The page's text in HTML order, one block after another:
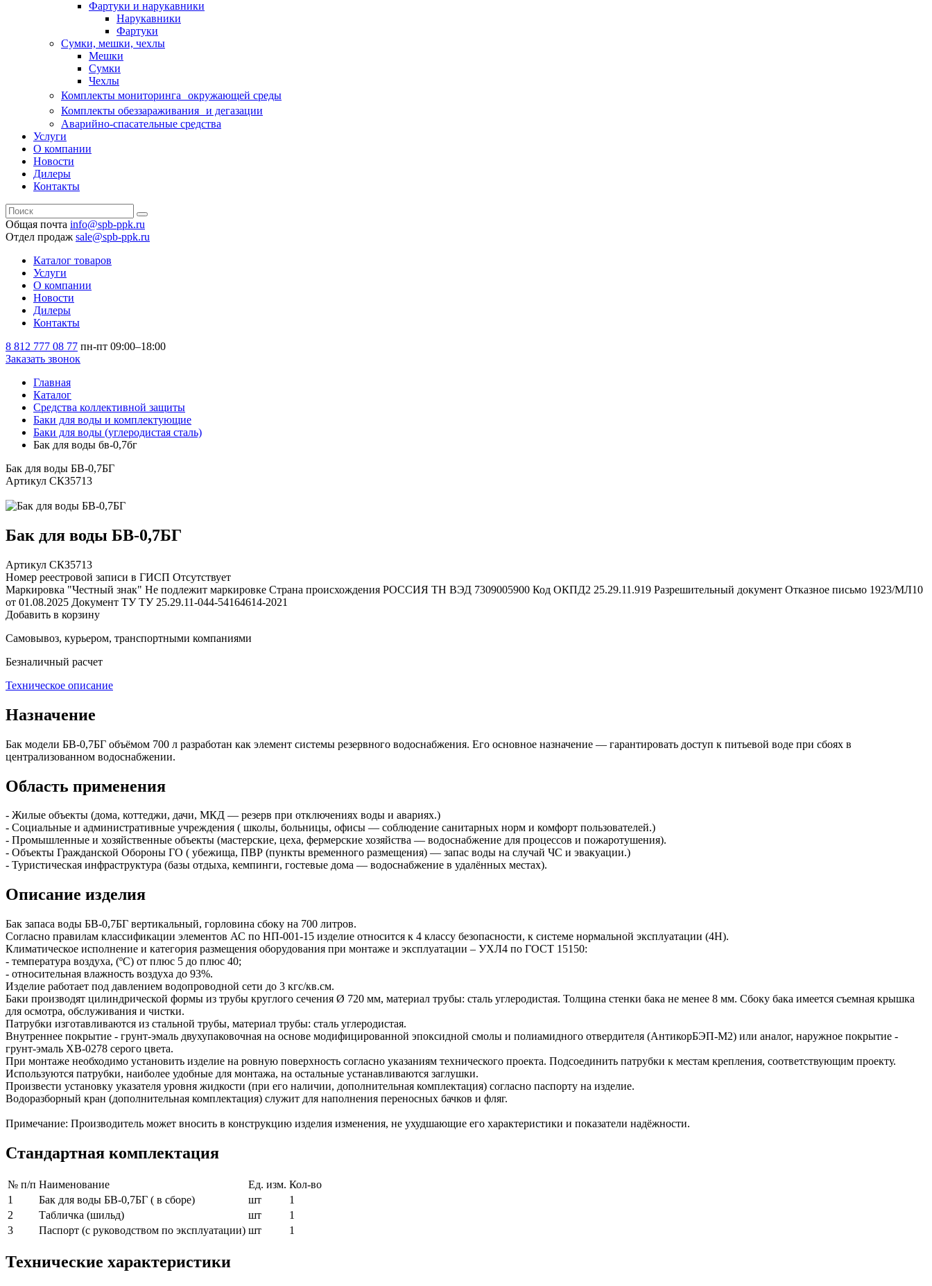
Фартуки и нарукавники
Нарукавники
Фартуки
Сумки, мешки, чехлы
Мешки
Сумки
Чехлы
Комплекты мониторинга окружающей среды
Комплекты обеззараживания и дегазации
Аварийно-спасательные средства
Услуги
О компании
Новости
Дилеры
Контакты
Общая почта info@spb-ppk.ru
Отдел продаж sale@spb-ppk.ru
Каталог товаров
Услуги
О компании
Новости
Дилеры
Контакты
8 812 777 08 77 пн-пт 09:00–18:00
Заказать звонок
Главная
Каталог
Средства коллективной защиты
Баки для воды и комплектующие
Баки для воды (углеродистая сталь)
Бак для воды бв-0,7бг
Бак для воды БВ-0,7БГ
Артикул СКЗ5713
Бак для воды БВ-0,7БГ
Артикул СКЗ5713
Номер реестровой записи в ГИСП Отсутствует
Маркировка "Честный знак" Не подлежит маркировке Страна происхождения РОССИЯ ТН ВЭД 7309005900 Код ОКПД2 25.29.11.919 Разрешительный документ Отказное письмо 1923/МЛ10
от 01.08.2025 Документ ТУ ТУ 25.29.11-044-54164614-2021
Добавить в корзину
Самовывоз, курьером, транспортными компаниями
Безналичный расчет
Техническое описание
Назначение
Бак модели БВ‑0,7БГ объёмом 700 л разработан как элемент системы резервного водоснабжения. Его основное назначение — гарантировать доступ к питьевой воде при сбоях в
централизованном водоснабжении.
Область применения
- Жилые объекты (дома, коттеджи, дачи, МКД — резерв при отключениях воды и авариях.)
- Социальные и административные учреждения ( школы, больницы, офисы — соблюдение санитарных норм и комфорт пользователей.)
- Промышленные и хозяйственные объекты (мастерские, цеха, фермерские хозяйства — водоснабжение для процессов и пожаротушения).
- Объекты Гражданской Обороны ГО ( убежища, ПВР (пункты временного размещения) — запас воды на случай ЧС и эвакуации.)
- Туристическая инфраструктура (базы отдыха, кемпинги, гостевые дома — водоснабжение в удалённых местах).
Описание изделия
Бак запаса воды БВ-0,7БГ вертикальный, горловина сбоку на 700 литров.
Согласно правилам классификации элементов АС по НП-001-15 изделие относится к 4 классу безопасности, к системе нормальной эксплуатации (4Н).
Климатическое исполнение и категория размещения оборудования при монтаже и эксплуатации – УХЛ4 по ГОСТ 15150:
- температура воздуха, (ºС) от плюс 5 до плюс 40;
- относительная влажность воздуха до 93%.
Изделие работает под давлением водопроводной сети до 3 кгс/кв.см.
Баки производят цилиндрической формы из трубы круглого сечения Ø 720 мм, материал трубы: сталь углеродистая. Толщина стенки бака не менее 8 мм. Сбоку бака имеется съемная крышка
для осмотра, обслуживания и чистки.
Патрубки изготавливаются из стальной трубы, материал трубы: сталь углеродистая.
Внутреннее покрытие - грунт-эмаль двухупаковочная на основе модифицированной эпоксидной смолы и полиамидного отвердителя (АнтикорБЭП-М2) или аналог, наружное покрытие -
грунт-эмаль ХВ-0278 серого цвета.
При монтаже необходимо установить изделие на ровную поверхность согласно указаниям технического проекта. Подсоединить патрубки к местам крепления, соответствующим проекту.
Используются патрубки, наиболее удобные для монтажа, на остальные устанавливаются заглушки.
Произвести установку указателя уровня жидкости (при его наличии, дополнительная комплектация) согласно паспорту на изделие.
Водоразборный кран (дополнительная комплектация) служит для наполнения переносных бачков и фляг.
Примечание: Производитель может вносить в конструкцию изделия изменения, не ухудшающие его характеристики и показатели надёжности.
Стандартная комплектация
№ п/п Наименование Ед. изм. Кол-во
1
Бак для воды БВ-0,7БГ ( в сборе) шт
1
2
Табличка (шильд) шт
1
3
Паспорт (с руководством по эксплуатации) шт 1
Технические характеристики